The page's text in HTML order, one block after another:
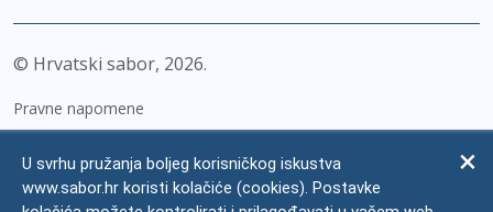
© Hrvatski sabor, 2026
Pravne napomene
Zaštita osobnih podataka
U svrhu pružanja boljeg korisničkog iskustva
www.sabor.hr koristi kolačiće (cookies). Postavke